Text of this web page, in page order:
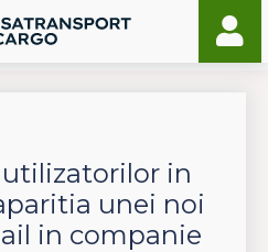
in
unei noi
in companie